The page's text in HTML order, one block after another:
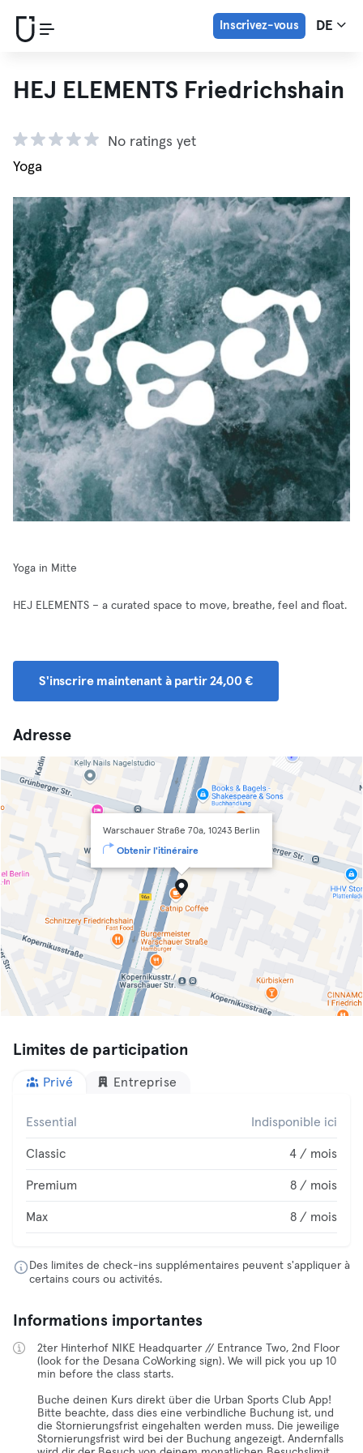
Inscrivez-vous DE
HEJ ELEMENTS Friedrichshain
No ratings yet
Yoga
Yoga in Mitte
HEJ ELEMENTS – a curated space to move, breathe, feel and float.
S'inscrire maintenant à partir 24,00 €
Adresse
Warschauer Straße 70a, 10243 Berlin
Obtenir l'itinéraire
Limites de participation
Privé Entreprise
Essential Indisponible ici
Classic 4 / mois
Premium 8 / mois
Max 8 / mois
Des limites de check-ins supplémentaires peuvent s'appliquer à
certains cours ou activités.
Informations importantes
2ter Hinterhof NIKE Headquarter // Entrance Two, 2nd Floor
(look for the Desana CoWorking sign). We will pick you up 10
min before the class starts.
Buche deinen Kurs direkt über die Urban Sports Club App!
Bitte beachte, dass dies eine verbindliche Buchung ist, und
die Stornierungsfrist eingehalten werden muss. Die jeweilige
Stornierungsfrist wird bei der Buchung angezeigt. Andernfalls